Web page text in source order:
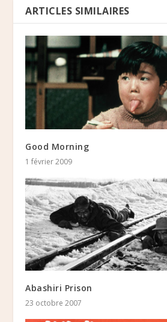
ARTICLES SIMILAIRES
Good Morning
1 février 2009
Abashiri Prison
23 octobre 2007